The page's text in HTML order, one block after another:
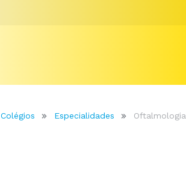
Colégios Especialidades Oftalmologia